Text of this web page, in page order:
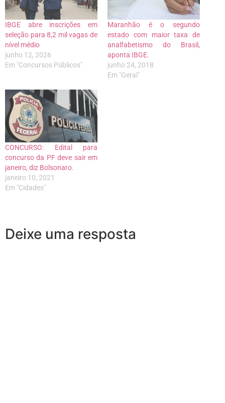
IBGE abre inscrições em
seleção para 8,2 mil vagas de
nível médio
junho 12, 2026
Em "Concursos Públicos"
Maranhão é o segundo
estado com maior taxa de
analfabetismo do Brasil,
aponta IBGE.
junho 24, 2018
Em "Geral"
CONCURSO: Edital para
concurso da PF deve sair em
janeiro, diz Bolsonaro.
janeiro 10, 2021
Em "Cidades"
Deixe uma resposta